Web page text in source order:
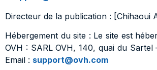
Directeur de la publication : [Chihaoui
Hébergement du site : Le site est
OVH : SARL OVH, 140, quai du Sartel
Email : support@ovh.com